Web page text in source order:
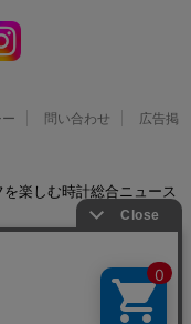
問い合わせ
広告掲
楽しむ時計総合ニュース